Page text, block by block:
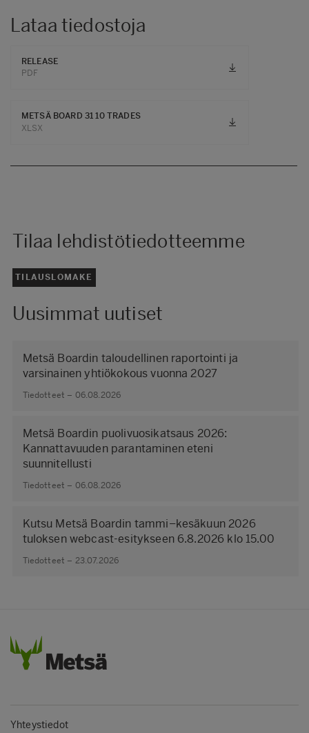
Lataa tiedostoja
RELEASE
PDF
METSÄ BOARD 31 10 TRADES
XLSX
Tilaa lehdistötiedotteemme
TILAUSLOMAKE
Uusimmat uutiset
Metsä Boardin taloudellinen raportointi ja
varsinainen yhtiökokous vuonna 2027
Tiedotteet – 06.08.2026
Metsä Boardin puolivuosikatsaus 2026:
Kannattavuuden parantaminen eteni
suunnitellusti
Tiedotteet – 06.08.2026
Kutsu Metsä Boardin tammi–kesäkuun 2026
tuloksen webcast-esitykseen 6.8.2026 klo 15.00
Tiedotteet – 23.07.2026
Yhteystiedot